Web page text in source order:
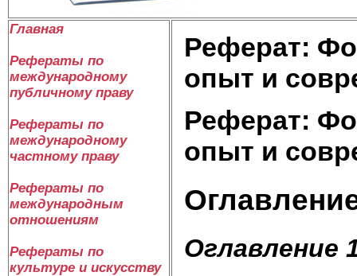
Главная
Рефераты по
международному
публичному праву
Рефераты по
международному
частному праву
Рефераты по
международным
отношениям
Рефераты по
культуре и искусству
Реферат:
опыт и
Реферат:
опыт и
Оглавление